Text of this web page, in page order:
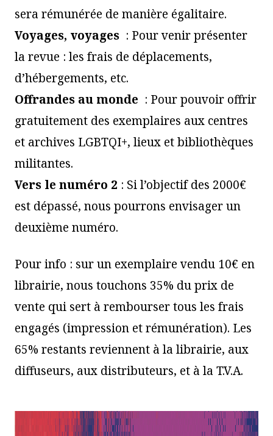
sera rémunérée de manière égalitaire.
Voyages, voyages : Pour venir présenter
la revue : les frais de déplacements,
d’hébergements, etc.
Offrandes au monde : Pour pouvoir offrir
gratuitement des exemplaires aux centres
et archives LGBTQI+, lieux et bibliothèques
militantes.
Vers le numéro 2 : Si l’objectif des 2000€
est dépassé, nous pourrons envisager un
deuxième numéro.
Pour info : sur un exemplaire vendu 10€ en
librairie, nous touchons 35% du prix de
vente qui sert à rembourser tous les frais
engagés (impression et rémunération). Les
65% restants reviennent à la librairie, aux
diffuseurs, aux distributeurs, et à la T.V.A.